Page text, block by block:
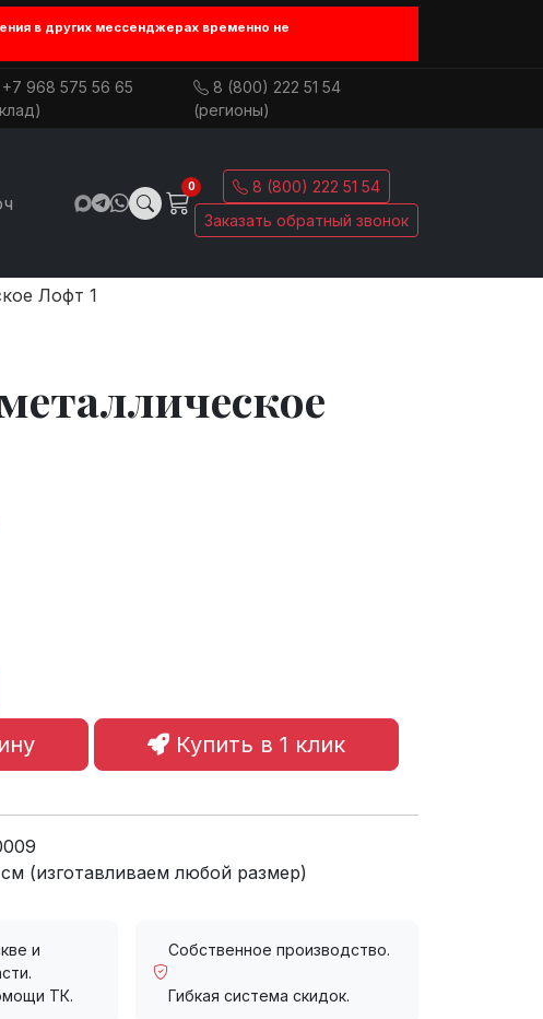
в других мессенджерах временно не
+7 968 575 56 65
8 (800) 222 51 54
(регионы)
0
8 (800) 222 51 54
Заказать обратный звонок
Лофт 1
Купить в 1 клик
(изготавливаем любой размер)
и
ТК.
Собственное производство.
Гибкая система скидок.